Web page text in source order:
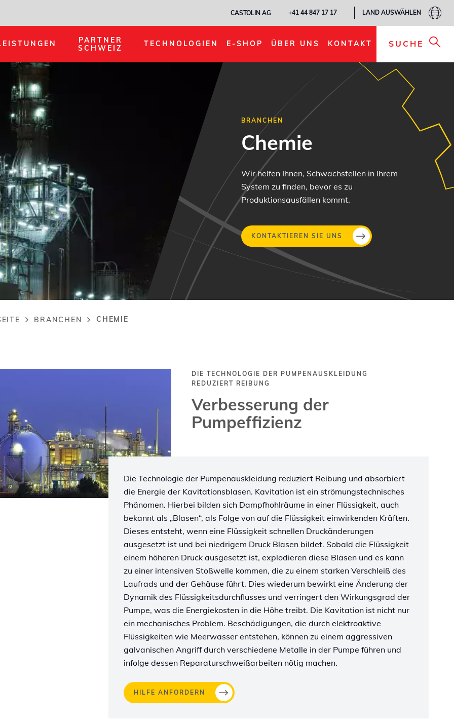
CASTOLIN AG +41 44 847 17 17 LAND AUSWÄHLEN
PARTNER
SCHWEIZ
TECHNOLOGIEN E-SHOP ÜBER UNS KONTAKT SUCHE
BRANCHEN
Chemie
Wir helfen Ihnen, Schwachstellen in Ihrem
System zu finden, bevor es zu
Produktionsausfällen kommt.
KONTAKTIEREN SIE UNS
BRANCHEN CHEMIE
DIE TECHNOLOGIE DER PUMPENAUSKLEIDUNG
REDUZIERT REIBUNG
Verbesserung der
Pumpeffizienz
Die Technologie der Pumpenauskleidung reduziert Reibung und absorbiert
die Energie der Kavitationsblasen. Kavitation ist ein strömungstechnisches
Phänomen. Hierbei bilden sich Dampfhohlräume in einer Flüssigkeit, auch
bekannt als „Blasen“, als Folge von auf die Flüssigkeit einwirkenden Kräften.
Dieses entsteht, wenn eine Flüssigkeit schnellen Druckänderungen
ausgesetzt ist und bei niedrigem Druck Blasen bildet. Sobald die Flüssigkeit
einem höheren Druck ausgesetzt ist, explodieren diese Blasen und es kann
zu einer intensiven Stoßwelle kommen, die zu einem starken Verschleiß des
Laufrads und der Gehäuse führt. Dies wiederum bewirkt eine Änderung der
Dynamik des Flüssigkeitsdurchflusses und verringert den Wirkungsgrad der
Pumpe, was die Energiekosten in die Höhe treibt. Die Kavitation ist nicht nur
ein mechanisches Problem. Beschädigungen, die durch elektroaktive
Flüssigkeiten wie Meerwasser entstehen, können zu einem aggressiven
galvanischen Angriff durch verschiedene Metalle in der Pumpe führen und
infolge dessen Reparaturschweißarbeiten nötig machen.
HILFE ANFORDERN